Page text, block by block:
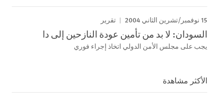
15 نوفمبر/تشرين الثاني 2004 تقرير
السودان: لا بد من تأمين عودة النازحين إلى دا
يجب على مجلس الأمن الدولي اتخاذ إجراء فوري
الأكثر مشاهدة